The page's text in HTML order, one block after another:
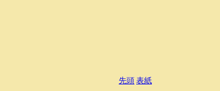
先頭 表紙